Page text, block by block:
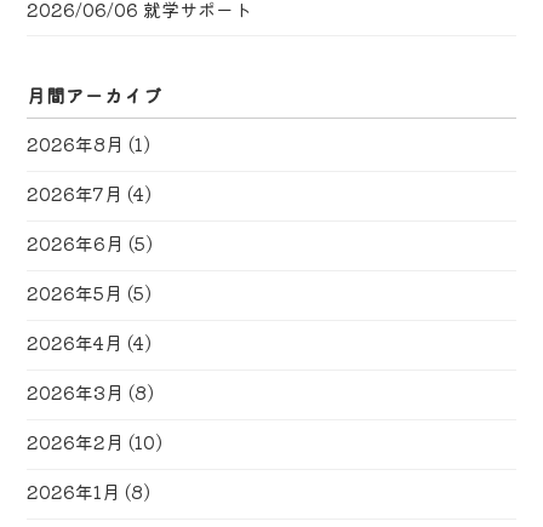
2026/06/06 就学サポート
月間アーカイブ
2026年8月 (1)
2026年7月 (4)
2026年6月 (5)
2026年5月 (5)
2026年4月 (4)
2026年3月 (8)
2026年2月 (10)
2026年1月 (8)